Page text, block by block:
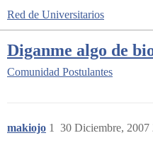
Red de Universitarios
Diganme algo de
Comunidad Postulantes
makiojo 30 Diciembre, 2007
1